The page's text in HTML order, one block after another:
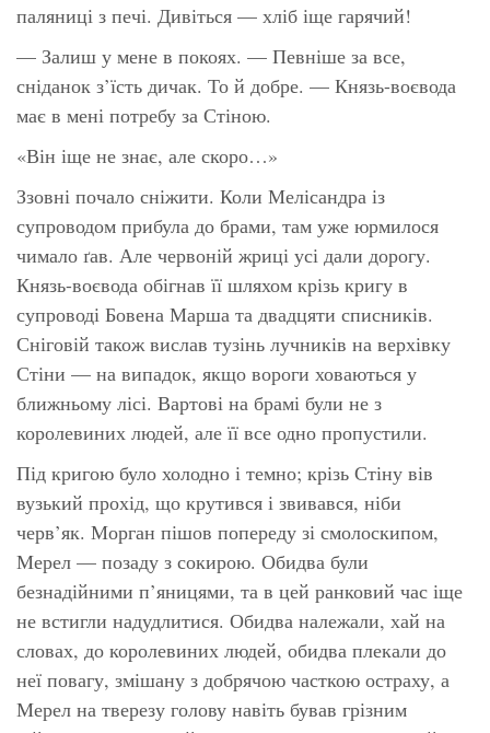
паляниці з печі. Дивіться — хліб іще гарячий!
— Залиш у мене в покоях. — Певніше за все,
сніданок з’їсть дичак. То й добре. — Князь-воєвода
має в мені потребу за Стіною.
«Він іще не знає, але скоро…»
Ззовні почало сніжити. Коли Мелісандра із
супроводом прибула до брами, там уже юрмилося
чимало ґав. Але червоній жриці усі дали дорогу.
Князь-воєвода обігнав її шляхом крізь кригу в
супроводі Бовена Марша та двадцяти списників.
Сніговій також вислав тузінь лучників на верхівку
Стіни — на випадок, якщо вороги ховаються у
ближньому лісі. Вартові на брамі були не з
королевиних людей, але її все одно пропустили.
Під кригою було холодно і темно; крізь Стіну вів
вузький прохід, що крутився і звивався, ніби
черв’як. Морган пішов попереду зі смолоскипом,
Мерел — позаду з сокирою. Обидва були
безнадійними п’яницями, та в цей ранковий час іще
не встигли надудлитися. Обидва належали, хай на
словах, до королевиних людей, обидва плекали до
неї повагу, змішану з добрячою часткою остраху, а
Мерел на тверезу голову навіть бував грізним